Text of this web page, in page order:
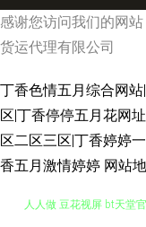
感谢您访问我们的网
货运代理有限公司
丁香色情五月综合网
区|丁香停停五月花网
区二区三区|丁香婷婷
香五月激情婷婷 网站